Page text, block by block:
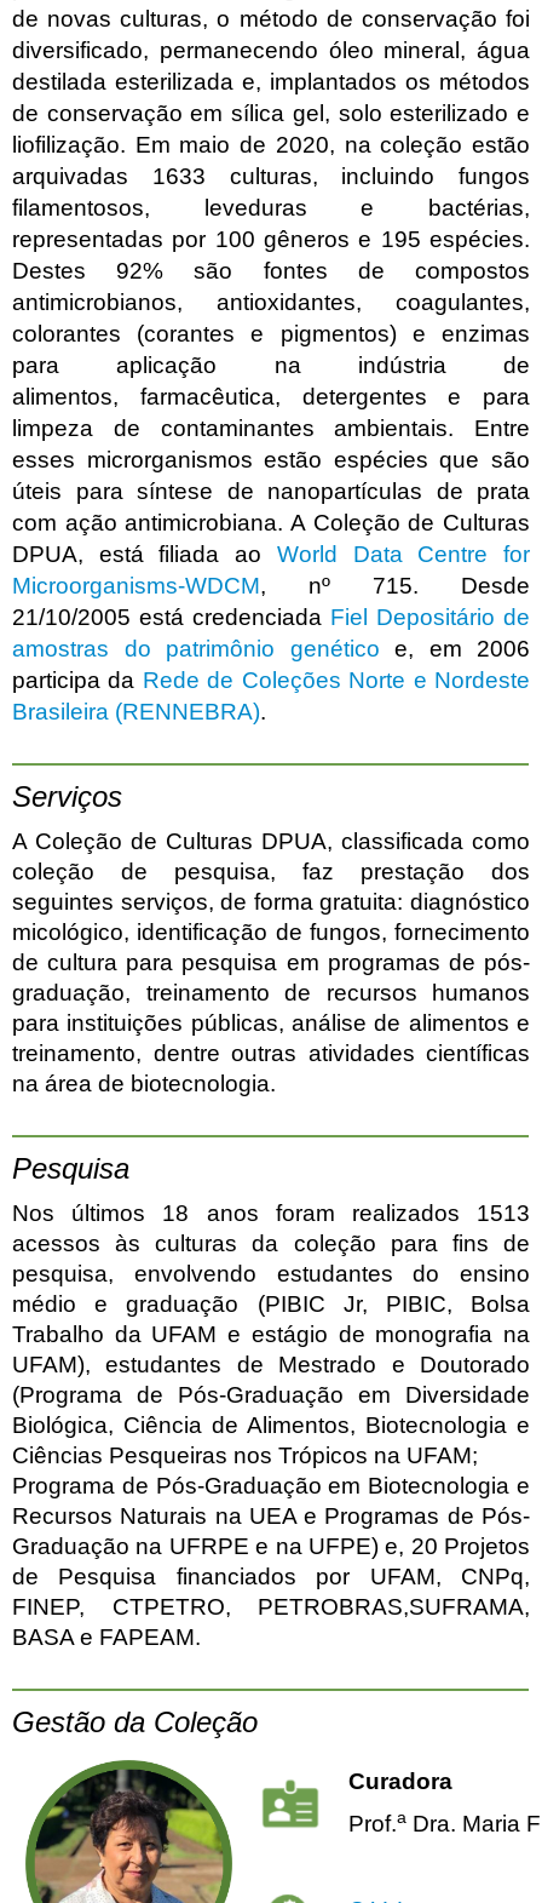
de novas culturas, o método de conservação foi
diversificado, permanecendo óleo mineral, água
destilada esterilizada e, implantados os métodos
de conservação em sílica gel, solo esterilizado e
liofilização. Em maio de 2020, na coleção estão
arquivadas 1633 culturas, incluindo fungos
filamentosos, leveduras e bactérias,
representadas por 100 gêneros e 195 espécies.
Destes 92% são fontes de compostos
antimicrobianos, antioxidantes, coagulantes,
colorantes (corantes e pigmentos) e enzimas
para aplicação na indústria de
alimentos, farmacêutica, detergentes e para
limpeza de contaminantes ambientais. Entre
esses microrganismos estão espécies que são
úteis para síntese de nanopartículas de prata
com ação antimicrobiana. A Coleção de Culturas
DPUA, está filiada ao World Data Centre for
Microorganisms-WDCM, nº 715. Desde
21/10/2005 está credenciada Fiel Depositário de
amostras do patrimônio genético e, em 2006
participa da Rede de Coleções Norte e Nordeste
Brasileira (RENNEBRA).
Serviços
A Coleção de Culturas DPUA, classificada como
coleção de pesquisa, faz prestação dos
seguintes serviços, de forma gratuita: diagnóstico
micológico, identificação de fungos, fornecimento
de cultura para pesquisa em programas de pós-
graduação, treinamento de recursos humanos
para instituições públicas, análise de alimentos e
treinamento, dentre outras atividades científicas
na área de biotecnologia.
Pesquisa
Nos últimos 18 anos foram realizados 1513
acessos às culturas da coleção para fins de
pesquisa, envolvendo estudantes do ensino
médio e graduação (PIBIC Jr, PIBIC, Bolsa
Trabalho da UFAM e estágio de monografia na
UFAM), estudantes de Mestrado e Doutorado
(Programa de Pós-Graduação em Diversidade
Biológica, Ciência de Alimentos, Biotecnologia e
Ciências Pesqueiras nos Trópicos na UFAM;
Programa de Pós-Graduação em Biotecnologia e
Recursos Naturais na UEA e Programas de Pós-
Graduação na UFRPE e na UFPE) e, 20 Projetos
de Pesquisa financiados por UFAM, CNPq,
FINEP, CTPETRO, PETROBRAS,SUFRAMA,
BASA e FAPEAM.
Gestão da Coleção
Curadora
Prof.a Dra. Maria